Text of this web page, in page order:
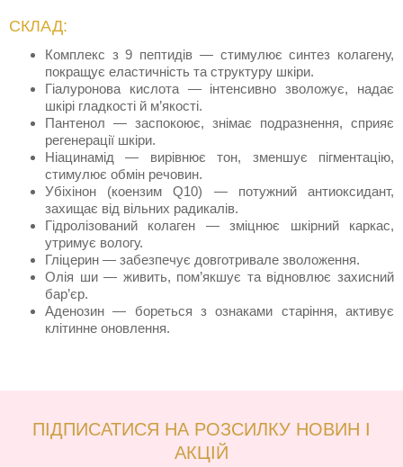
СКЛАД:
Комплекс з 9 пептидів — стимулює синтез колагену,
покращує еластичність та структуру шкіри.
Гіалуронова кислота — інтенсивно зволожує, надає
шкірі гладкості й м’якості.
Пантенол — заспокоює, знімає подразнення, сприяє
регенерації шкіри.
Ніацинамід — вирівнює тон, зменшує пігментацію,
стимулює обмін речовин.
Убіхінон (коензим Q10) — потужний антиоксидант,
захищає від вільних радикалів.
Гідролізований колаген — зміцнює шкірний каркас,
утримує вологу.
Гліцерин — забезпечує довготривале зволоження.
Олія ши — живить, пом’якшує та відновлює захисний
бар’єр.
Аденозин — бореться з ознаками старіння, активує
клітинне оновлення.
ПІДПИСАТИСЯ НА РОЗСИЛКУ НОВИН І
АКЦІЙ